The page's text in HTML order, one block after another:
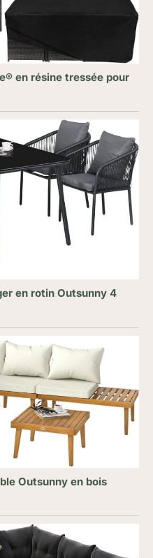
en résine tressée pour
en rotin Outsunny 4
Outsunny en bois